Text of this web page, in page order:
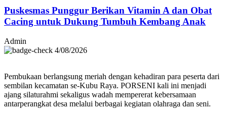
Puskesmas Punggur Berikan Vitamin A dan Obat
Cacing untuk Dukung Tumbuh Kembang Anak
Admin
4/08/2026
Pembukaan berlangsung meriah dengan kehadiran para peserta dari
sembilan kecamatan se-Kubu Raya. PORSENI kali ini menjadi
ajang silaturahmi sekaligus wadah mempererat kebersamaan
antarperangkat desa melalui berbagai kegiatan olahraga dan seni.